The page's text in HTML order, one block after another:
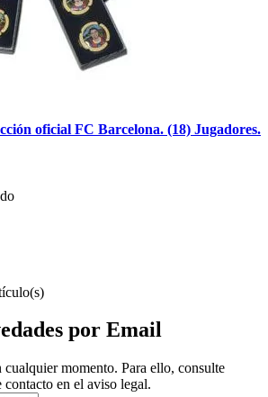
oficial FC Barcelona. (18) Jugadores.
por Email
cualquier momento. Para ello, consulte
en el aviso legal.